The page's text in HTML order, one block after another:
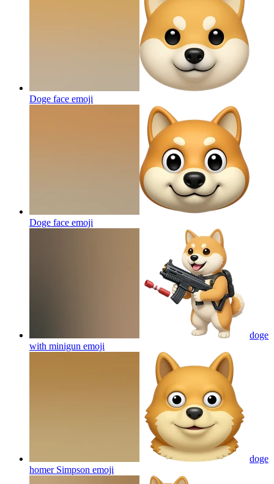
Doge face emoji
Doge face emoji
doge
with minigun emoji
doge
homer Simpson emoji